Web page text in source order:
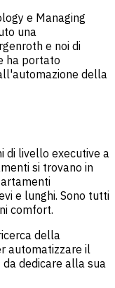
e Managing
una
e noi di
ha portato
della
di livello executive a
si trovano in
e lunghi. Sono tutti
comfort.
della
automatizzare il
dedicare alla sua